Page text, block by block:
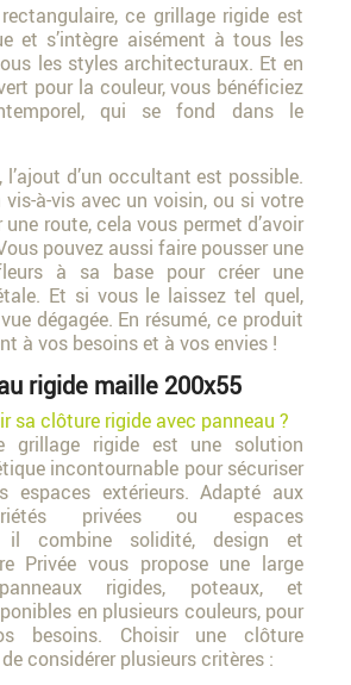
ce grillage rigide est
et s’intègre aisément à tous les
les styles architecturaux. Et en
pour la couleur, vous bénéficiez
qui se fond dans le
l’ajout d’un occultant est possible.
à-vis avec un voisin, ou si votre
route, cela vous permet d’avoir
pouvez aussi faire pousser une
à sa base pour créer une
Et si vous le laissez tel quel,
dégagée. En résumé, ce produit
à vos besoins et à vos envies !
rigide maille 200x55
sa clôture rigide avec panneau ?
grillage rigide est une solution
incontournable pour sécuriser
espaces extérieurs. Adapté aux
privées ou espaces
il combine solidité, design et
Privée vous propose une large
rigides, poteaux, et
en plusieurs couleurs, pour
besoins. Choisir une clôture
considérer plusieurs critères :